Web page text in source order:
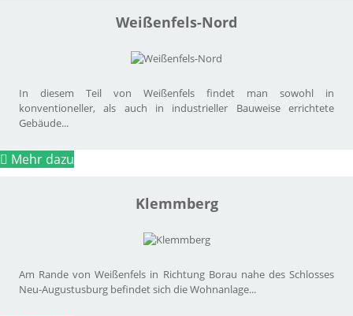
Weißenfels-Nord
In diesem Teil von Weißenfels findet man sowohl in
konventioneller, als auch in industrieller Bauweise errichtete
Gebäude...
Mehr dazu
Klemmberg
Am Rande von Weißenfels in Richtung Borau nahe des Schlosses
Neu-Augustusburg befindet sich die Wohnanlage...